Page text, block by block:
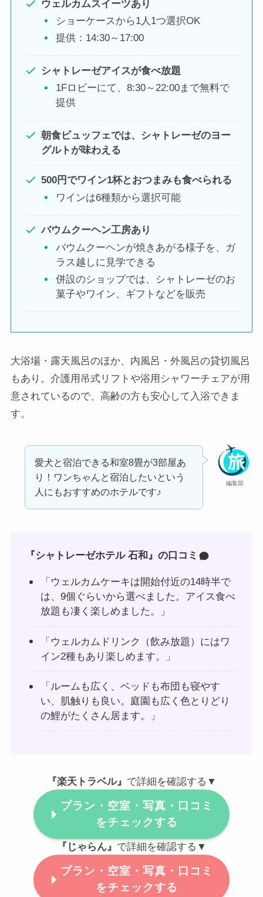
ウェルカムスイーツあり
ショーケースから1人1つ選択OK
提供：14:30～17:00
シャトレーゼアイスが食べ放題
1Fロビーにて、8:30～22:00まで無料で
提供
朝食ビュッフェでは、シャトレーゼのヨー
グルトが味わえる
500円でワイン1杯とおつまみも食べられる
ワインは6種類から選択可能
バウムクーヘン工房あり
バウムクーヘンが焼きあがる様子を、ガ
ラス越しに見学できる
併設のショップでは、シャトレーゼのお
菓子やワイン、ギフトなどを販売
大浴場・露天風呂のほか、内風呂・外風呂の貸切風呂
もあり。介護用吊式リフトや浴用シャワーチェアが用
意されているので、高齢の方も安心して入浴できま
す。
編集部
愛犬と宿泊できる和室8畳が3部屋あ
り！ワンちゃんと宿泊したいという
人にもおすすめのホテルです♪
『シャトレーゼホテル 石和』の口コミ
「ウェルカムケーキは開始付近の14時半で
は、9個ぐらいから選べました。アイス食べ
放題も凄く楽しめました。」
「ウェルカムドリンク（飲み放題）にはワ
イン2種もあり楽しめます。」
「ルームも広く、ベッドも布団も寝やす
い、肌触りも良い。庭園も広く色とりどり
の鯉がたくさん居ます。」
『楽天トラベル』 で詳細を確認する▼
プラン・空室・写真・口コミ
をチェックする
『じゃらん』 で詳細を確認する▼
プラン・空室・写真・口コミ
をチェックする